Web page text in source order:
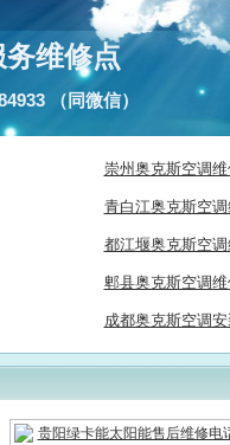
维修点
（同微信）
崇州奥克斯空调
青白江奥克斯空
都江堰奥克斯空
郫县奥克斯空调
成都奥克斯空调